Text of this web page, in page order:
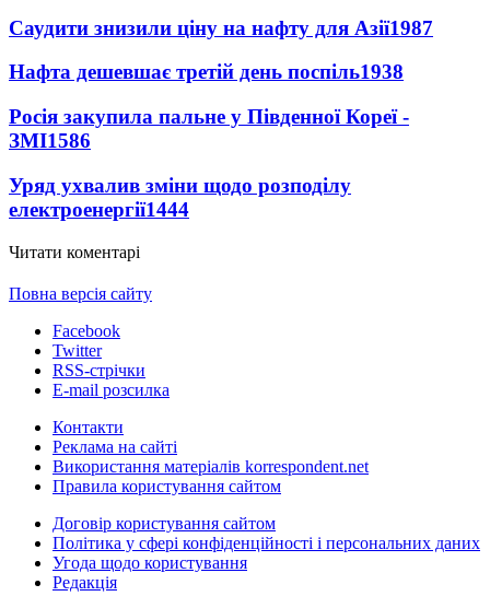
Саудити знизили ціну на нафту для Азії1987
Нафта дешевшає третій день поспіль1938
Росія закупила пальне у Південної Кореї -
ЗМІ1586
Уряд ухвалив зміни щодо розподілу
електроенергії1444
Читати коментарі
Повна версія сайту
Facebook
Twitter
RSS-стрічки
E-mail розсилка
Контакти
Реклама на сайті
Використання матеріалів korrespondent.net
Правила користування сайтом
Договір користування сайтом
Політика у сфері конфіденційності і персональних даних
Угода щодо користування
Редакція